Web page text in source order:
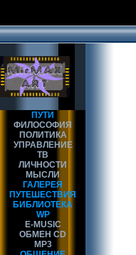
ПУТИ
ФИЛОСОФИЯ
ПОЛИТИКА
УПРАВЛЕНИЕ
ТВ
ЛИЧНОСТИ
МЫСЛИ
ГАЛЕРЕЯ
ПУТЕШЕСТВИЯ
БИБЛИОТЕКА
WP
E-MUSIC
ОБМЕН CD
MP3